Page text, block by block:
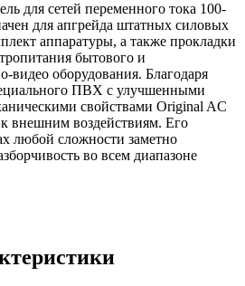
для сетей переменного тока 100-
для апгрейда штатных силовых
аппаратуры, а также прокладки
бытового и
видео оборудования. Благодаря
ПВХ с улучшенными
свойствами Original AC
внешним воздействиям. Его
любой сложности заметно
во всем диапазоне